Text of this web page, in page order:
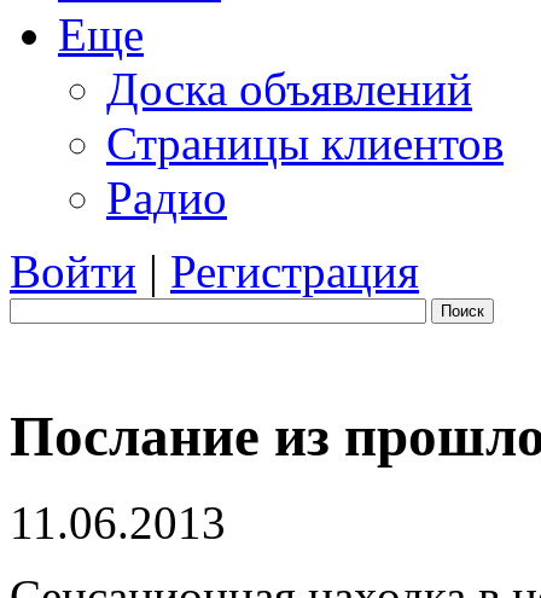
Еще
Доска объявлений
Страницы клиентов
Радио
Войти | Регистрация
Поиск
Послание из
11.06.2013